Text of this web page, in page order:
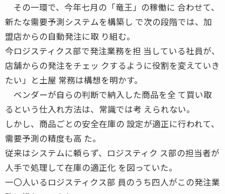
その一環で、今年七月の「竜王」の稼働に 合わせて、
新たな需要予測システムを構築し で次の段階では、加
盟店からの自動発注に取 り組む。
今ロジスティクス部で発注業務を担 当している社員が、
店舗からの発注をチェッ クするように役割を変えていき
たい」と土屋 常務は構想を明かす。
ベンダーが自らの判断で納入した商品を全 て買い取
るという仕入れ方法は、常識では考 えられない。
しかし、商品ごとの安全在庫の 設定が適正に行われて、
需要予測の精度も高 た。
従来はシステムに頼らず、ロジスティク ス部の担当者が
人手で処理して在庫の適正化 を図っていた。
一〇人いるロジスティクス部 員のうち四人がこの発注業